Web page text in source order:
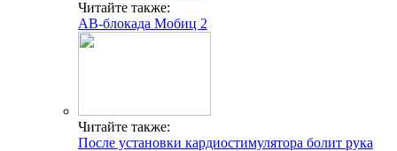
Читайте также:
АВ-блокада Мобиц 2
Читайте также:
После установки кардиостимулятора болит рука